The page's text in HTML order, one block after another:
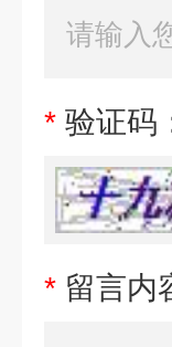
* 验证码
* 留言内